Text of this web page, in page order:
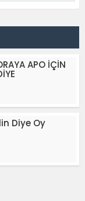
APO İÇİN
Diye Oy